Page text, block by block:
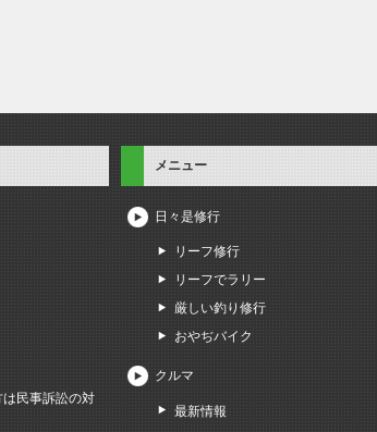
民事訴訟の対
メニュー
日々是修行
リーフ修行
リーフでラリー
厳しい釣り修行
おやぢバイク
クルマ
最新情報